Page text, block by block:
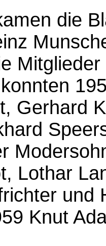
die
Gerhard
Lothar
und
Knut